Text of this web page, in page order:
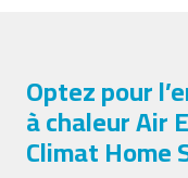
Optez pour
à chaleur Air
Climat Home